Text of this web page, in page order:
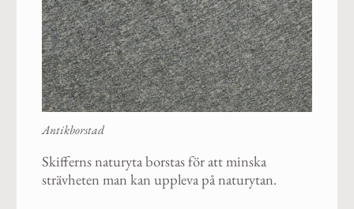
Antikborstad
Skifferns naturyta borstas för att minska
strävheten man kan uppleva på naturytan.